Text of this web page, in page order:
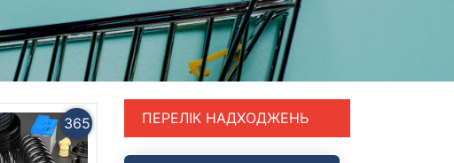
365 ПЕРЕЛІК НАДХОДЖЕНЬ